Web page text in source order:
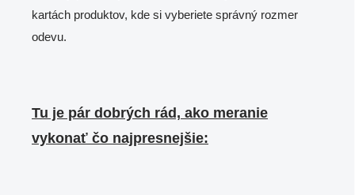
kartách produktov, kde si vyberiete správný rozmer
odevu.
Tu je pár dobrých rád, ako meranie
vykonať čo najpresnejšie: